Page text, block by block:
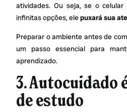
atividades. Ou seja, se o
infinitas opções, elepuxará sua
Preparar o ambiente antes de
um passo essencial para
aprendizado.
3. Autocuidado
de estudo